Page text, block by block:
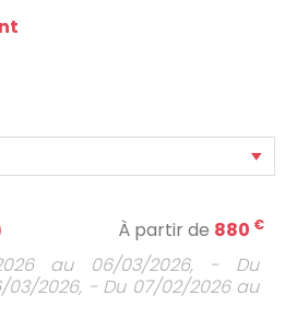
À partir de 880 €
au 06/03/2026, - Du
2026, - Du 07/02/2026 au